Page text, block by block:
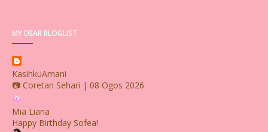
MY DEAR BLOGLIST
KasihkuAmani
📷 Coretan Sehari | 08 Ogos 2026
Mia Liana
Happy Birthday Sofea!